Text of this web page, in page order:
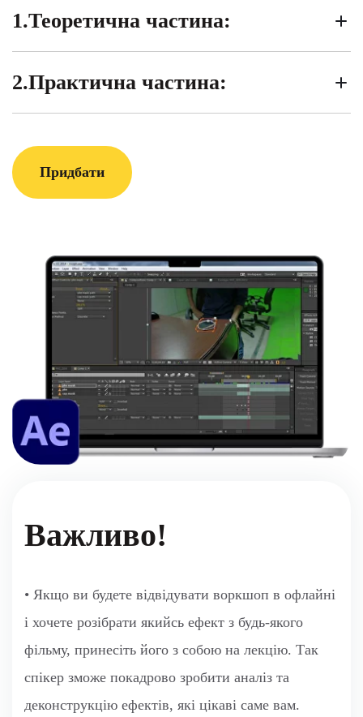
1.Теоретична частина:
2.Практична частина:
Придбати
Важливо!
• Якщо ви будете відвідувати воркшоп в офлайні
і хочете розібрати якийсь ефект з будь-якого
фільму, принесіть його з собою на лекцію. Так
спікер зможе покадрово зробити аналіз та
деконструкцію ефектів, які цікаві саме вам.